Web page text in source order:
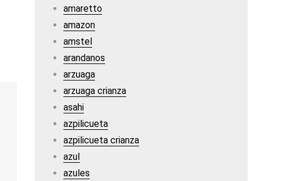
amaretto
amazon
amstel
arandanos
arzuaga
arzuaga crianza
asahi
azpilicueta
azpilicueta crianza
azul
azules